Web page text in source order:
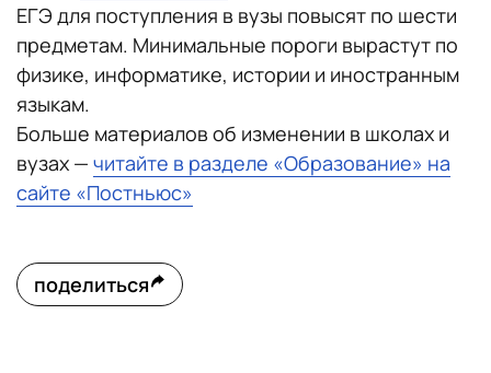
ЕГЭ для поступления в вузы повысят по шести
предметам. Минимальные пороги вырастут по
физике, информатике, истории и иностранным
языкам.
Больше материалов об изменении в школах и
вузах — читайте в разделе «Образование» на
сайте «Постньюс»
поделиться